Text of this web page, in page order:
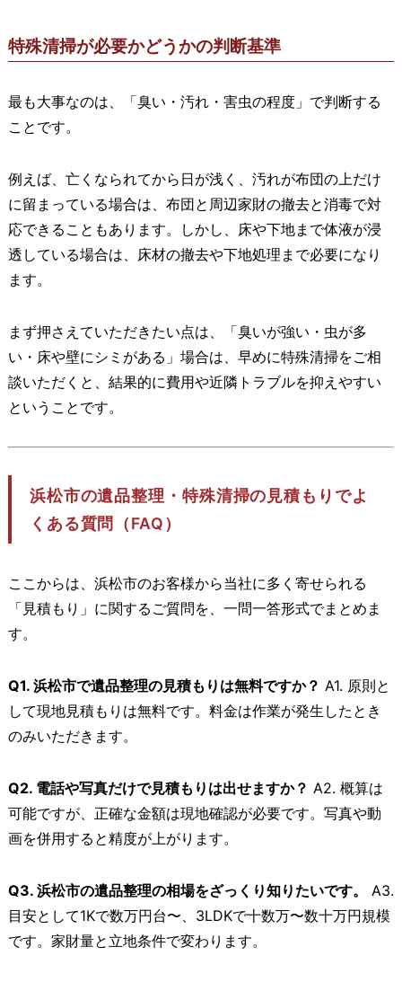
特殊清掃が必要かどうかの判断基準
最も大事なのは、「臭い・汚れ・害虫の程度」で判断する
ことです。
例えば、亡くなられてから日が浅く、汚れが布団の上だけ
に留まっている場合は、布団と周辺家財の撤去と消毒で対
応できることもあります。しかし、床や下地まで体液が浸
透している場合は、床材の撤去や下地処理まで必要になり
ます。
まず押さえていただきたい点は、「臭いが強い・虫が多
い・床や壁にシミがある」場合は、早めに特殊清掃をご相
談いただくと、結果的に費用や近隣トラブルを抑えやすい
ということです。
浜松市の遺品整理・特殊清掃の見積もりでよ
くある質問（FAQ）
ここからは、浜松市のお客様から当社に多く寄せられる
「見積もり」に関するご質問を、一問一答形式でまとめま
す。
Q1. 浜松市で遺品整理の見積もりは無料ですか？ A1. 原則と
して現地見積もりは無料です。料金は作業が発生したとき
のみいただきます。
Q2. 電話や写真だけで見積もりは出せますか？ A2. 概算は
可能ですが、正確な金額は現地確認が必要です。写真や動
画を併用すると精度が上がります。
Q3. 浜松市の遺品整理の相場をざっくり知りたいです。
A3.
目安として1Kで数万円台〜、3LDKで十数万〜数十万円規模
です。家財量と立地条件で変わります。